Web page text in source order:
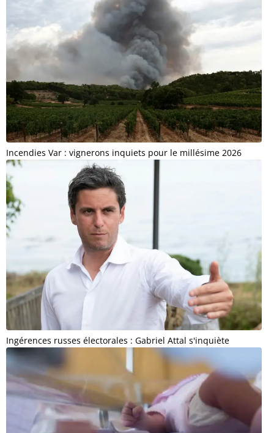
Incendies Var : vignerons inquiets pour le millésime 2026
Ingérences russes électorales : Gabriel Attal s'inquiète